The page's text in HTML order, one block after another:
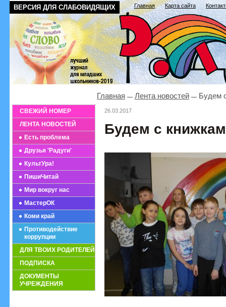
ВЕРСИЯ ДЛЯ СЛАБОВИДЯЩИХ Главная Карта сайта
СВЕЖИЙ НОМЕР
ЛЕНТА НОВОСТЕЙ
Есть проблема
Друзья 'Радуги'
КультУра!
ПишиЧитай
Мир вокруг нас
МастерОК
Коми край
Противодействие
коррупции
ДЛЯ ТВОИХ РОДИТЕЛЕЙ
ПОДПИСКА
ДОКУМЕНТЫ
УЧРЕЖДЕНИЯ
Главная Лента новостей Будем
26.03.2017
Будем с